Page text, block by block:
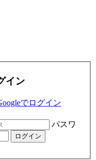
イン
でログイン
パスワ